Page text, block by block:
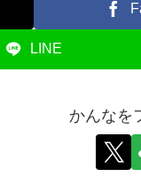
LINE
かんなを